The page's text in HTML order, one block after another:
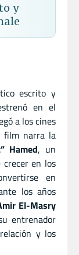
y
escrito y
en el
a los cines
film narra la
Hamed, un
crecer en los
en
los años
El-Masry
entrenador
y los